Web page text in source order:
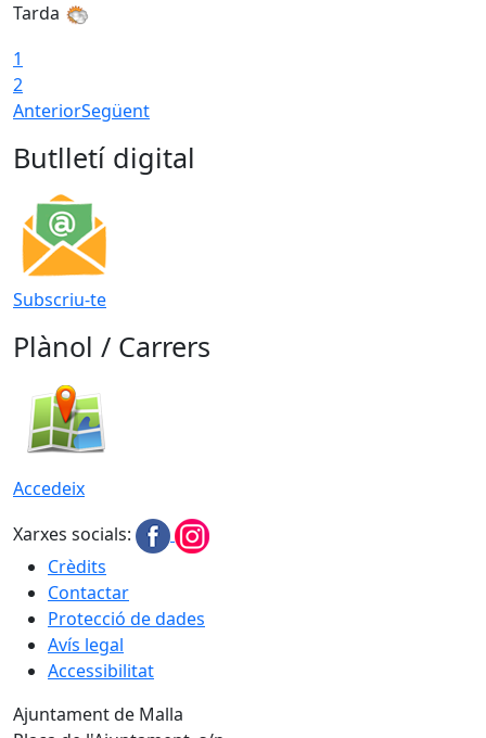
Tarda
1
2
AnteriorSegüent
Butlletí digital
Subscriu-te
Plànol / Carrers
Accedeix
Xarxes socials:
Crèdits
Contactar
Protecció de dades
Avís legal
Accessibilitat
Ajuntament de Malla